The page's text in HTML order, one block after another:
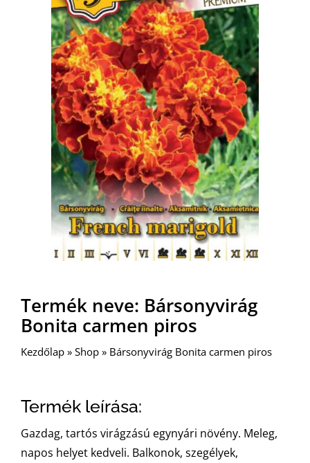
MAGYAR
Termék neve: Bársonyvirág
Bonita carmen piros
Kezdőlap » Shop » Bársonyvirág Bonita carmen piros
Termék leírása:
Gazdag, tartós virágzású egynyári növény. Meleg,
napos helyet kedveli. Balkonok, szegélyek,